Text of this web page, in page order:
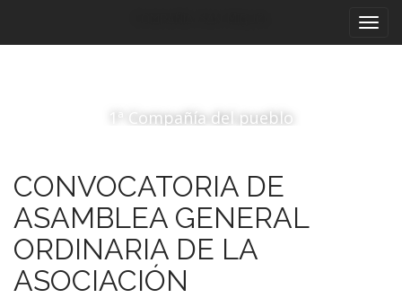
l
1ª Compañía del pueblo
CONVOCATORIA DE
ASAMBLEA GENERAL
ORDINARIA DE LA
ASOCIACIÓN